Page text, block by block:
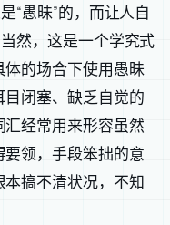
“愚昧”的，而让人自
然，这是一个学究式
的场合下使用愚昧
闭塞、缺乏自觉的
经常用来形容虽然
领，手段笨拙的意
搞不清状况，不知